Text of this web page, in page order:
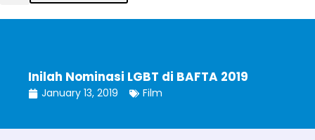
Inilah Nominasi LGBT di BAFTA 2019
January 13, 2019 Film